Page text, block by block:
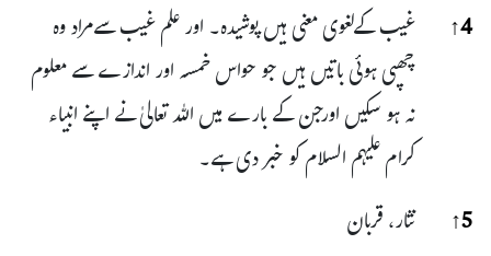
4
↑ غیب کےلغوی معنی ہیں پوشیدہ۔ اور علم غیب سےمراد وہ
چھپی ہوئی باتیں ہیں جو حواس خمسہ اور اندازے سے معلوم
نہ ہو سکیں اورجن کے بارے میں اللہ تعالیٰ نے اپنے انبیاء
کرام علیہم السلام کو خبر دی ہے۔
5
↑
نثار، قربان